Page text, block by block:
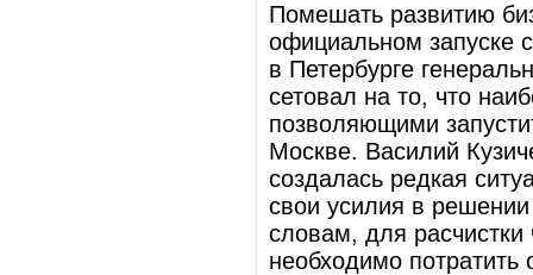
Помешать развитию
официальном запуске
в Петербурге
сетовал на то, что
позволяющими
Москве. Василий
создалась редкая
свои усилия в
словам, для
необходимо потратить